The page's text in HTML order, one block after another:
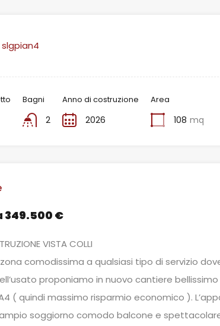
slgpian4
Bagni
2
Anno di costruzione
2026
Area
108 mq
349.500 €
VISTA COLLI
zona comodissima a qualsiasi tipo di servizio
proponiamo in nuovo cantiere
( quindi massimo risparmio economico ).
soggiorno comodo balcone e